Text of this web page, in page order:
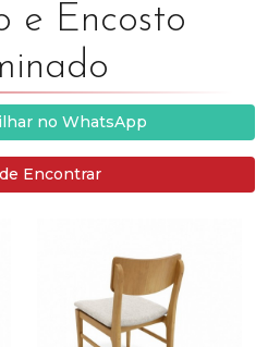
e Encosto
no WhatsApp
Encontrar